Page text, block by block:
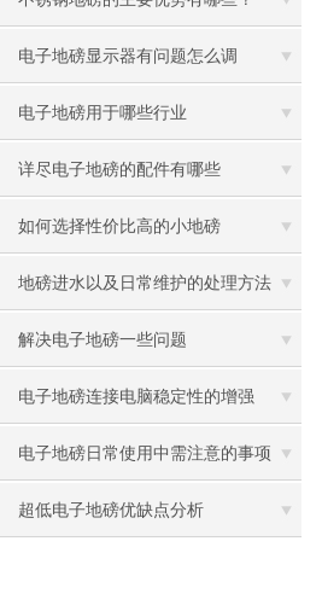
电子地磅显示器有问题怎么调
电子地磅用于哪些行业
详尽电子地磅的配件有哪些
如何选择性价比高的小地磅
地磅进水以及日常维护的处理方法
解决电子地磅一些问题
电子地磅连接电脑稳定性的增强
电子地磅日常使用中需注意的事项
超低电子地磅优缺点分析